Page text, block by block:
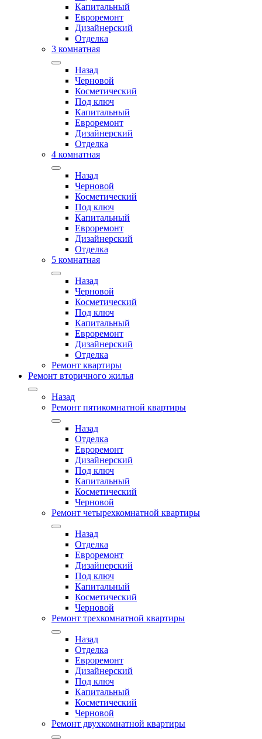
Капитальный
Евроремонт
Дизайнерский
Отделка
3 комнатная
Назад
Черновой
Косметический
Под ключ
Капитальный
Евроремонт
Дизайнерский
Отделка
4 комнатная
Назад
Черновой
Косметический
Под ключ
Капитальный
Евроремонт
Дизайнерский
Отделка
5 комнатная
Назад
Черновой
Косметический
Под ключ
Капитальный
Евроремонт
Дизайнерский
Отделка
Ремонт квартиры
Ремонт вторичного жилья
Назад
Ремонт пятикомнатной квартиры
Назад
Отделка
Евроремонт
Дизайнерский
Под ключ
Капитальный
Косметический
Черновой
Ремонт четырехкомнатной квартиры
Назад
Отделка
Евроремонт
Дизайнерский
Под ключ
Капитальный
Косметический
Черновой
Ремонт трехкомнатной квартиры
Назад
Отделка
Евроремонт
Дизайнерский
Под ключ
Капитальный
Косметический
Черновой
Ремонт двухкомнатной квартиры